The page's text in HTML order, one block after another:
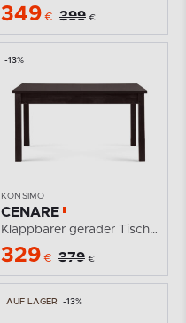
349 € 399 €
-13%
KONSIMO
CENARE
Klappbarer gerader Tisch 140 x 80 cm Wenge
329 € 379 €
AUF LAGER -13%